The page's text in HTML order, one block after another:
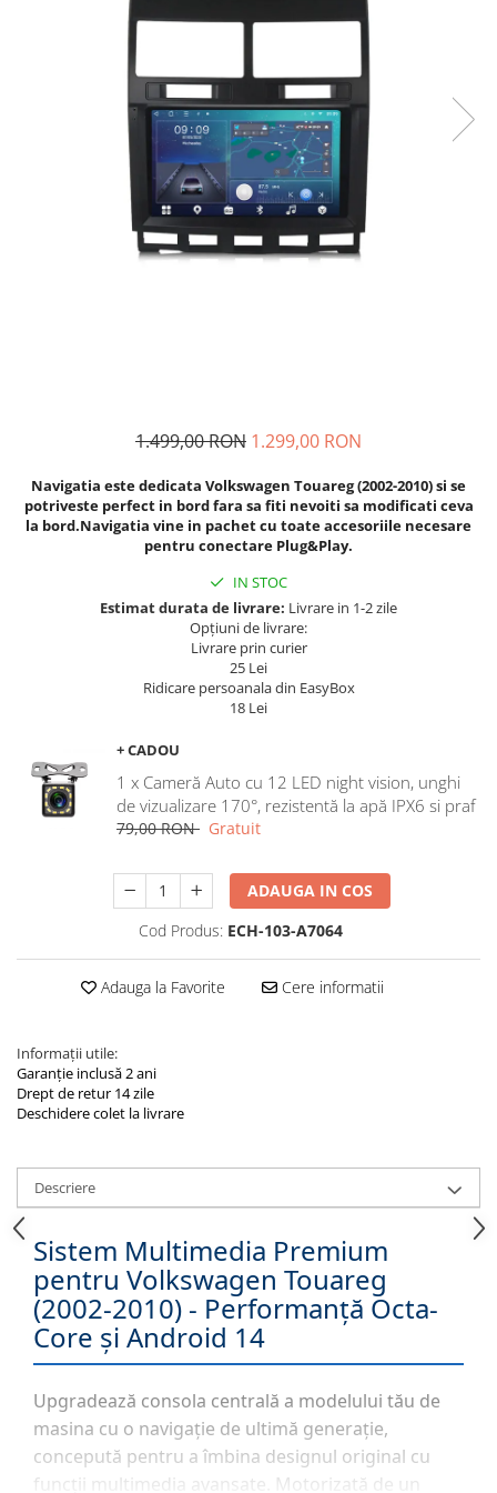
Navigatii Fiat
Navigatii Nissan
Navigatii Citroen
Navigatii Suzuki
Navigatii Mitsubishi
Navigatii Volvo
Navigatii KIA
Navigatii Renault
Navigatii Jeep
Navigatii Land Rover
Navigatii Iveco
1.499,00 RON 1.299,00 RON
Navigatia este dedicata Volkswagen Touareg (2002-2010) si se
potriveste perfect in bord fara sa fiti nevoiti sa modificati ceva
la bord.Navigatia vine in pachet cu toate accesoriile necesare
pentru conectare Plug&Play.
IN STOC
Estimat durata de livrare: Livrare in 1-2 zile
Opțiuni de livrare:
Livrare prin curier
25 Lei
Ridicare persoanala din EasyBox
18 Lei
+ CADOU
1 x Cameră Auto cu 12 LED night vision, unghi
de vizualizare 170°, rezistentă la apă IPX6 si praf
79,00 RON Gratuit
ADAUGA IN COS
Cod Produs: ECH-103-A7064
Adauga la Favorite Cere informatii
Informații utile:
Garanție inclusă 2 ani
Drept de retur 14 zile
Deschidere colet la livrare
Descriere
Sistem Multimedia Premium
pentru Volkswagen Touareg
(2002-2010) - Performanță Octa-
Core și Android 14
Upgradează consola centrală a modelului tău de
masina cu o navigație de ultimă generație,
concepută pentru a îmbina designul original cu
funcții multimedia avansate. Motorizată de un